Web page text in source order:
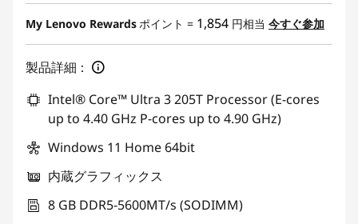
特別割引 :-¥86,130
My Lenovo Rewardsポイント = 1,854 円相当 今すぐ参加
製品詳細：
Intel® Core™ Ultra 3 205T Processor (E-cores
up to 4.40 GHz P-cores up to 4.90 GHz)
Windows 11 Home 64bit
内蔵グラフィックス
8 GB DDR5-5600MT/s (SODIMM)